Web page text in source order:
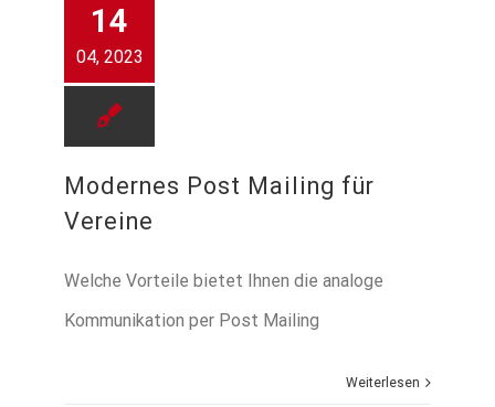
14
04, 2023
Modernes Post Mailing für
Vereine
Welche Vorteile bietet Ihnen die analoge
Kommunikation per Post Mailing
Weiterlesen